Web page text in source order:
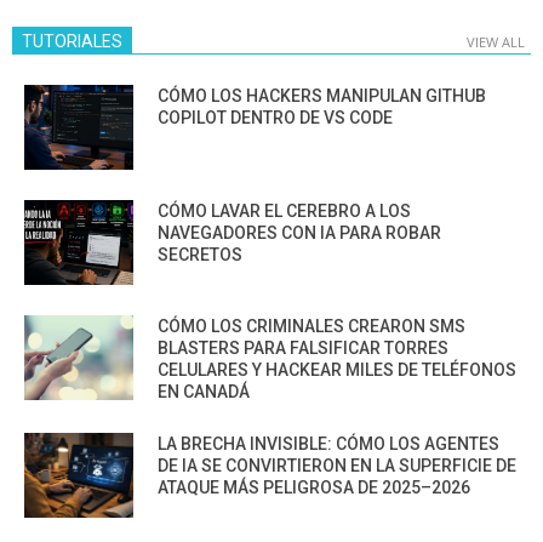
TUTORIALES VIEW ALL
CÓMO LOS HACKERS MANIPULAN GITHUB
COPILOT DENTRO DE VS CODE
CÓMO LAVAR EL CEREBRO A LOS
NAVEGADORES CON IA PARA ROBAR
SECRETOS
CÓMO LOS CRIMINALES CREARON SMS
BLASTERS PARA FALSIFICAR TORRES
CELULARES Y HACKEAR MILES DE TELÉFONOS
EN CANADÁ
LA BRECHA INVISIBLE: CÓMO LOS AGENTES
DE IA SE CONVIRTIERON EN LA SUPERFICIE DE
ATAQUE MÁS PELIGROSA DE 2025–2026